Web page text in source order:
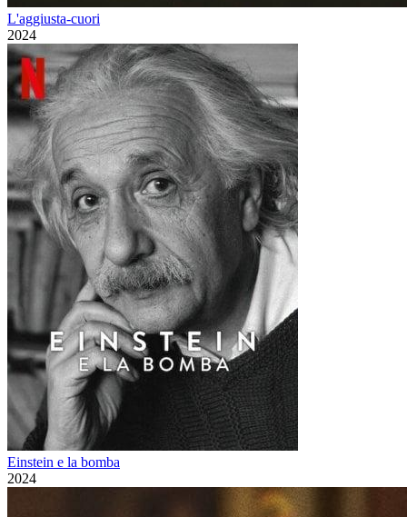
L'aggiusta-cuori
2024
Einstein e la bomba
2024